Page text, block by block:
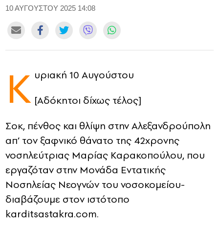
DRIVE
SPORTS
DIA Y NOCHE
ADVERTISE
10 ΑΥΓΟΥΣΤΟΥ 2025 14:08
K υριακή 10 Αυγούστου
[Αδόκητοι δίχως τέλος]
Σοκ, πένθος και θλίψη στην Αλεξανδρούπολη
απ’ τον ξαφνικό θάνατο της 42χρονης
νοσηλεύτριας Μαρίας Καρακοπούλου, που
εργαζόταν στην Μονάδα Εντατικής
Νοσηλείας Νεογνών του νοσοκομείου-
διαβάζουμε στον ιστότοπο
karditsastakra.com.